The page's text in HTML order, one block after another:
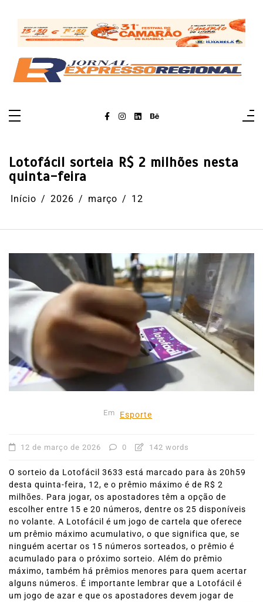
conteúdo
Lotofácil sorteia R$ 2 milhões nesta
quinta-feira
Início 2026 março 12
Em Esporte
12 de março de 2026 0 142 words
O sorteio da Lotofácil 3633 está marcado para às 20h59
desta quinta-feira, 12, e o prêmio máximo é de R$ 2
milhões. Para jogar, os apostadores têm a opção de
escolher entre 15 e 20 números, dentre os 25 disponíveis
no volante. A Lotofácil é um jogo de cartela que oferece
um prêmio máximo acumulativo, o que significa que, se
ninguém acertar os 15 números sorteados, o prêmio é
acumulado para o próximo sorteio. Além do prêmio
máximo, também há prêmios menores para quem acertar
alguns números. É importante lembrar que a Lotofácil é
um jogo de azar e que os apostadores devem jogar de